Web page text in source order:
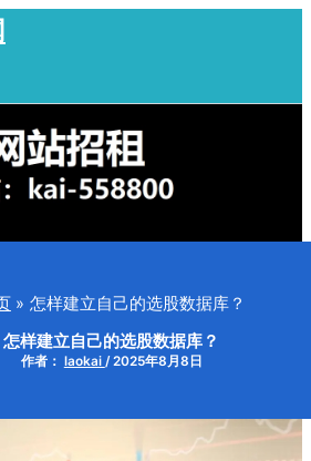
怎样建立自己的选股数据库？
怎样建立自己的选股数据库？
作者： laokai /2025年8月8日